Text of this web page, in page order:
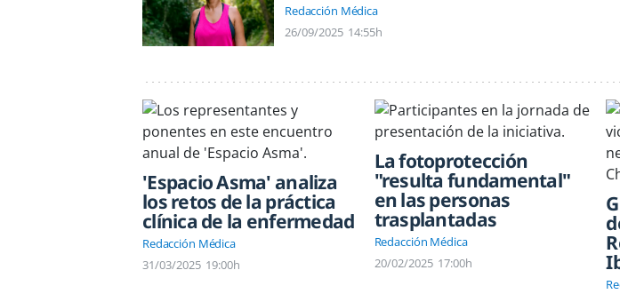
Redacción Médica
26/09/2025 14:55h
'Espacio Asma' analiza
los retos de la práctica
clínica de la enfermedad
Redacción Médica
31/03/2025 19:00h
La fotoprotección
"resulta fundamental"
en las personas
trasplantadas
Redacción Médica
20/02/2025 17:00h